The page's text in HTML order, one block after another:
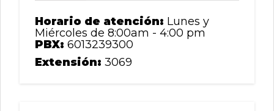
Horario de atención: Lunes y
Miércoles de 8:00am - 4:00 pm
PBX: 6013239300
Extensión: 3069